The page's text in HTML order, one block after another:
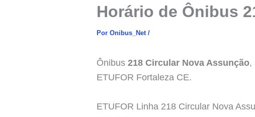
Horário de Ônibus
Por Onibus_Net /
Ônibus 218 Circular Nova Assunção,
ETUFOR Fortaleza CE.
ETUFOR Linha 218 Circular Nova